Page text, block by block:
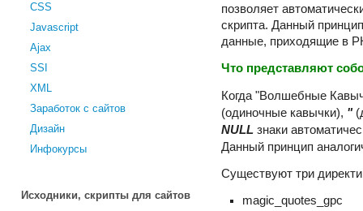
позволяет
скрипта. Данный
данные, приходящие в
Что представляют
Когда "Волшебные
(одиночные кавычки), "
NULL знаки
Данный принцип
Существуют три
magic_quotes_gpc
CSS
Javascript
Ajax
SSI
XML
Заработок с сайтов
Дизайн
Инфокурсы
Исходники, скрипты для сайтов